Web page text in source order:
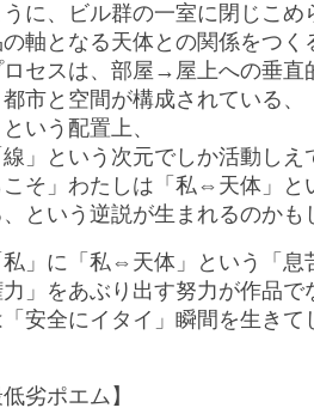
うに、ビル群の一室に閉じこ
軸となる天体との関係をつ
ロセスは、部屋→屋上への垂直
市と空間が構成されている、
という配置上、
線」という次元でしか活動し
こそ」わたしは「私⇔天体」
という逆説が生まれるのかも
私」に「私⇔天体」という「息
」をあぶり出す努力が作品で
「安全にイタイ」瞬間を生き
低劣ポエム】